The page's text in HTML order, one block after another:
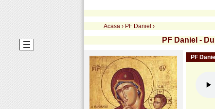
Acasa › PF Daniel ›
PF Daniel -
PF